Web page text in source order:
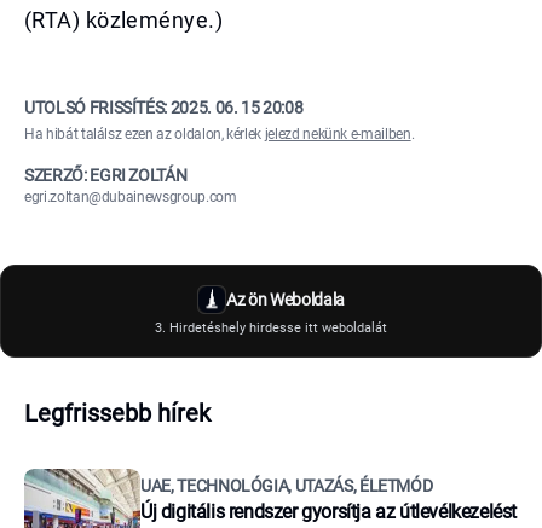
(RTA) közleménye.)
UTOLSÓ FRISSÍTÉS:2025. 06. 15 20:08
Ha hibát találsz ezen az oldalon, kérlek jelezd nekünk e-mailben.
SZERZŐ: EGRI ZOLTÁN
egri.zoltan@dubainewsgroup.com
Az ön Weboldala
3. Hirdetéshely hirdesse itt weboldalát
Legfrissebb hírek
UAE, TECHNOLÓGIA, UTAZÁS, ÉLETMÓD
Új digitális rendszer gyorsítja az útlevélkezelést